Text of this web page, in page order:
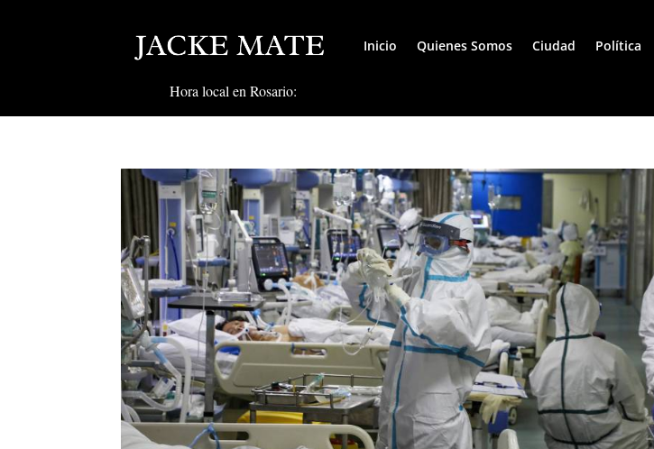
Inicio Quienes Somos Ciudad Política
Hora local en Rosario: